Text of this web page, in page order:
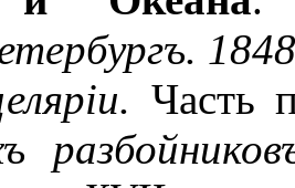
Часть